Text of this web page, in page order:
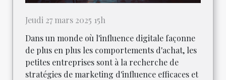
Jeudi 27 mars 2025 15h
Dans un monde où l'influence digitale façonne
de plus en plus les comportements d'achat, les
petites entreprises sont à la recherche de
stratégies de marketing d'influence efficaces et